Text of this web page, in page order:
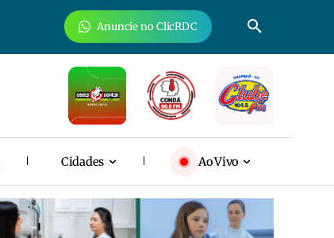
Anuncie no ClicRDC
Cidades Ao Vivo